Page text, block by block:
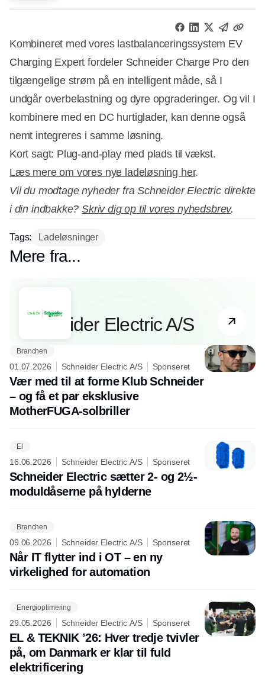
Kombineret med vores lastbalanceringssystem EV
Charging Expert fordeler Schneider Charge Pro den
tilgængelige strøm på en intelligent måde, så I
undgår overbelastning og dyre opgraderinger. Og vil I
kombinere med en DC hurtiglader, kan denne også
nemt integreres i samme løsning.
Kort sagt: Plug-and-play med plads til vækst.
Læs mere om vores nye ladeløsning her.
Vil du modtage nyheder fra Schneider Electric direkte
i din indbakke?Skriv dig op til vores nyhedsbrev.
Tags: Ladeløsninger
Mere fra...
Partner
Schneider Electric A/S
Branchen
01.07.2026 Schneider Electric A/S Sponseret
Vær med til at forme Klub Schneider
– og få et par eksklusive
MotherFUGA-solbriller
El
16.06.2026 Schneider Electric A/S Sponseret
Schneider Electric sætter 2- og 2½-
moduldåserne på hylderne
Branchen
09.06.2026 Schneider Electric A/S Sponseret
Når IT flytter ind i OT – en ny
virkelighed for automation
Energioptimering
29.05.2026 Schneider Electric A/S Sponseret
EL & TEKNIK ’26: Hver tredje tvivler
på, om Danmark er klar til fuld
elektrificering